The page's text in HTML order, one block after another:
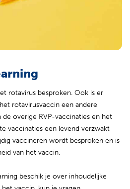
rotavirus besproken. Ook is er
rotavirusvaccin een andere
overige RVP-vaccinaties en het
vaccinaties een levend verzwakt
vaccineren wordt besproken en is
van het vaccin.
beschik je over inhoudelijke